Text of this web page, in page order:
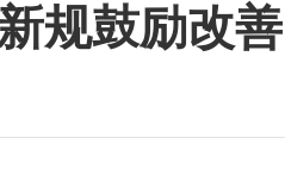
规鼓励改